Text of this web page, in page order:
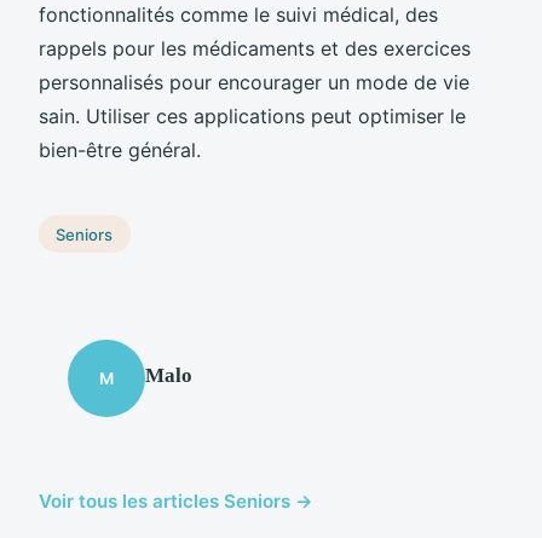
fonctionnalités comme le suivi médical, des
rappels pour les médicaments et des exercices
personnalisés pour encourager un mode de vie
sain. Utiliser ces applications peut optimiser le
bien-être général.
Seniors
M Malo
Voir tous les articles Seniors →